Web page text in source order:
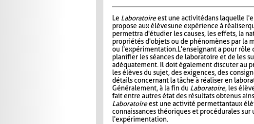
Le Laboratoireest une activité dans laquelle
propose aux élèves une expérience à réaliser
permettra d'étudier les causes, les effets, la
propriétés d'objets ou de phénomènes par la
ou l'expérimentation. L'enseignant a pour rôle
planifier les séances de laboratoire et de les
adéquatement. Il doit également discuter au
les élèves du sujet, des exigences, des
détails concernant la tâche à réaliser en
Généralement, à la fin du Laboratoire, les
fait entre autres état des résultats obtenus
Laboratoireest une activité permettant aux
connaissances théoriques et procédurales
l'expérimentation.